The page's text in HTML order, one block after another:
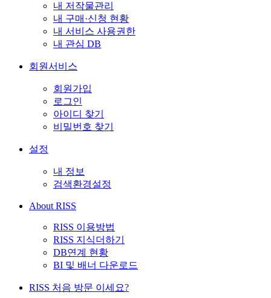
내 저작물관리
내 구매·신청 현황
내 서비스 사용권한
내 관심 DB
회원서비스
회원가입
로그인
아이디 찾기
비밀번호 찾기
설정
내 정보
검색환경설정
About RISS
RISS 이용방법
RISS 지식더하기
DB연계 현황
BI 및 배너 다운로드
RISS 처음 방문 이세요?